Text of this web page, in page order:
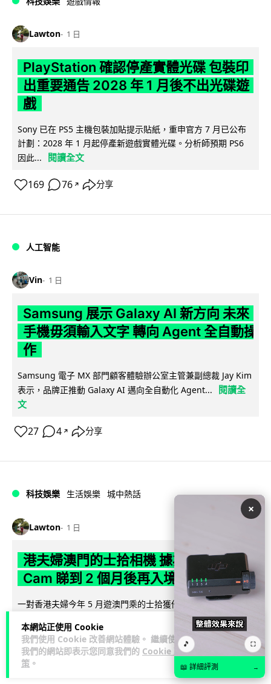
本網站正使用 Cookie
我們使用 Cookie 改善網站體驗。 繼續使用
我們的網站即表示您同意我們的 Cookie 政
策 。
Lawton 1 日
PlayStation 確認停產實體光碟 包裝印
出重要通告 2028 年 1 月後不出光碟遊
戲
Sony 已在 PS5 主機包裝加貼提示貼紙，重申官方 7 月已公布
計劃：2028 年 1 月起停產新遊戲實體光碟。分析師預期 PS6
因此...
閱讀全文
169 76 ↗ 分享
人工智能
Vin 1 日
Samsung 展示 Galaxy AI 新方向 未來
手機毋須輸入文字 轉向 Agent 全自動操
作
Samsung 電子 MX 部門顧客體驗辦公室主管兼副總裁 Jay Kim
表示，品牌正推動 Galaxy AI 邁向全自動化 Agent...
閱讀全
文
27 4 ↗ 分享
科技娛樂 生活娛樂 城中熱話
Lawton 1 日
港夫婦澳門的士拾相機 據為己有被的士
Cam 睇到 2 個月後再入境被捕
一對香港夫婦今年 5 月遊澳門乘的士拾獲他人遺留相機及電
池，拾遺不報並帶返香港自用。兩人本月 2 日經港珠澳大橋再
次入境澳門時，被治安警察局...
閱讀全文
532 75 分享
×
🎵 ⛶
📖 詳細評測 →